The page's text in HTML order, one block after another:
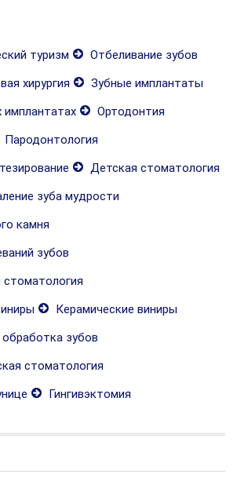
туризм
Отбеливание зубов
хирургия
Зубные имплантаты
имплантатах
Ортодонтия
Пародонтология
Детская стоматология
зуба мудрости
камня
зубов
Керамические виниры
зубов
стоматология
Гингивэктомия